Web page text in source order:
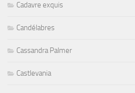
Cadavre exquis
Candélabres
Cassandra Palmer
Castlevania